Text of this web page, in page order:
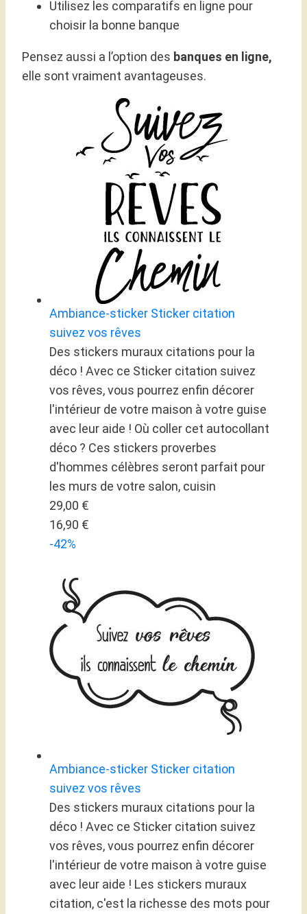
Utilisez les comparatifs en ligne pour
choisir la bonne banque
Pensez aussi a l’option des banques en ligne,
elle sont vraiment avantageuses.
Ambiance-sticker Sticker citation
suivez vos rêves
Des stickers muraux citations pour la
déco ! Avec ce Sticker citation suivez
vos rêves, vous pourrez enfin décorer
l'intérieur de votre maison à votre guise
avec leur aide ! Où coller cet autocollant
déco ? Ces stickers proverbes
d'hommes célèbres seront parfait pour
les murs de votre salon, cuisin
29,00 €
16,90 €
-42%
Ambiance-sticker Sticker citation
suivez vos rêves
Des stickers muraux citations pour la
déco ! Avec ce Sticker citation suivez
vos rêves, vous pourrez enfin décorer
l'intérieur de votre maison à votre guise
avec leur aide ! Les stickers muraux
citation, c'est la richesse des mots pour